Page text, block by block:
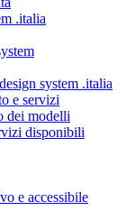
.italia
system .italia
e servizi
dei modelli
disponibili
e accessibile